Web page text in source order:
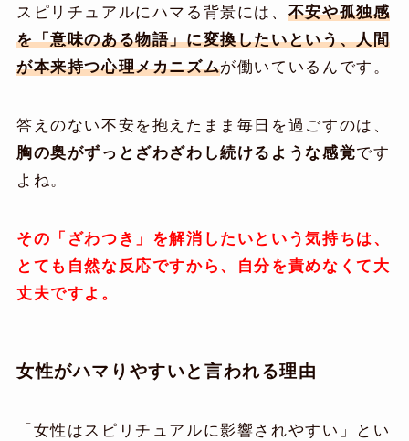
スピリチュアルにハマる背景には、 不安や孤独感
を「意味のある物語」に変換したいという、人間
が本来持つ心理メカニズムが働いているんです。
答えのない不安を抱えたまま毎日を過ごすのは、
胸の奥がずっとざわざわし続けるような感覚です
よね。
その「ざわつき」を解消したいという気持ちは、
とても自然な反応ですから、自分を責めなくて大
丈夫ですよ。
女性がハマりやすいと言われる理由
「女性はスピリチュアルに影響されやすい」とい